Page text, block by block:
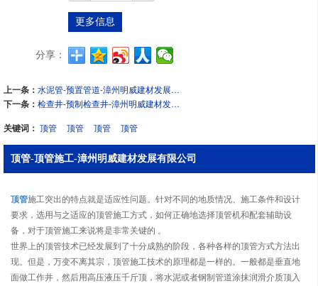
更多信息
分享：
上一条： 水泥管-预置管道-漳州明威建材发展有限公司
下一条： 检查井-预制检查井-漳州明威建材发展有限公司
关键词： 顶管 顶管 顶管 顶管
顶管-顶管施工-漳州明威建材发展有限公司
顶管施工突出的特点就是适应性问题。针对不同的地质情况、施工条件和设计
要求，选用与之适应的顶管施工方式，如何正确地选择顶管机和配套辅助设
备，对于顶管施工来说将是非常关键的 。
世界上的顶管技术已经发展到了十分成熟的阶段，各种各样的顶管方式方法出
现。但是，万变不离其宗，顶管施工技术的原理都是一样的。一般都是垂直地
面做工作井，然后用高压液压千斤顶，将水泥或者钢制管道涂抹润滑介质顶入